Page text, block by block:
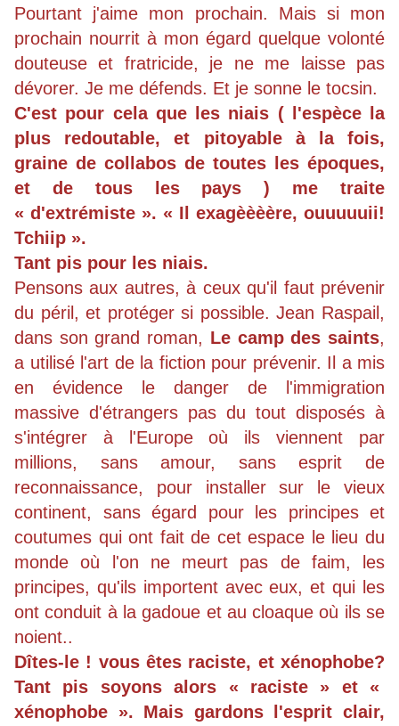
Pourtant j'aime mon prochain. Mais si mon
prochain nourrit à mon égard quelque volonté
douteuse et fratricide, je ne me laisse pas
dévorer. Je me défends. Et je sonne le tocsin.
C'est pour cela que les niais ( l'espèce la
plus redoutable, et pitoyable à la fois,
graine de collabos de toutes les époques,
et de tous les pays ) me traite
« d'extrémiste ». « Il exagèèèère, ouuuuuii!
Tchiip ».
Tant pis pour les niais.
Pensons aux autres, à ceux qu'il faut prévenir
du péril, et protéger si possible. Jean Raspail,
dans son grand roman, Le camp des saints,
a utilisé l'art de la fiction pour prévenir. Il a mis
en évidence le danger de l'immigration
massive d'étrangers pas du tout disposés à
s'intégrer à l'Europe où ils viennent par
millions, sans amour, sans esprit de
reconnaissance, pour installer sur le vieux
continent, sans égard pour les principes et
coutumes qui ont fait de cet espace le lieu du
monde où l'on ne meurt pas de faim, les
principes, qu'ils importent avec eux, et qui les
ont conduit à la gadoue et au cloaque où ils se
noient..
Dîtes-le ! vous êtes raciste, et xénophobe?
Tant pis soyons alors « raciste » et «
xénophobe ». Mais gardons l'esprit clair,